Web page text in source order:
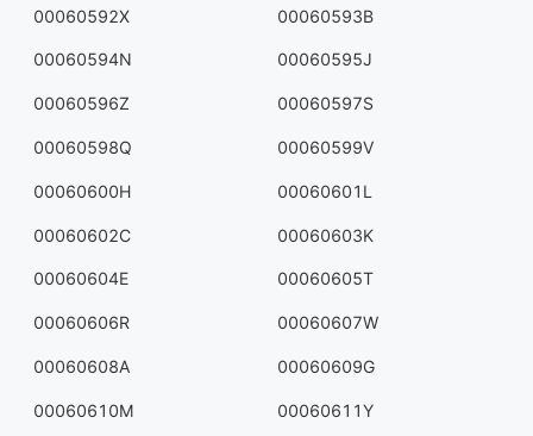
00060592X 00060593B
00060594N 00060595J
00060596Z 00060597S
00060598Q 00060599V
00060600H 00060601L
00060602C 00060603K
00060604E 00060605T
00060606R 00060607W
00060608A 00060609G
00060610M 00060611Y